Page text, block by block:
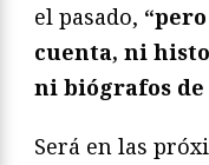
el pasado,
cuenta, ni
ni biógrafos de
Será en las